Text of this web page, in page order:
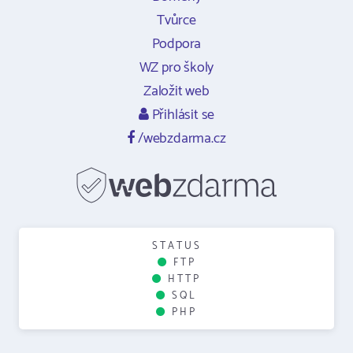
Tvůrce
Podpora
WZ pro školy
Založit web
Přihlásit se
/webzdarma.cz
STATUS
FTP
HTTP
SQL
PHP